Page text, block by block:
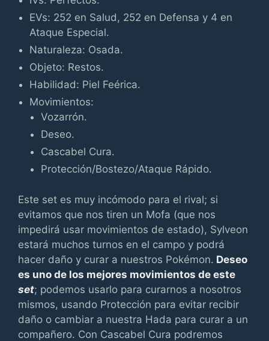
EVs: 252 en Salud, 252 en Defensa y 4 en
Ataque Especial.
Naturaleza: Osada.
Objeto: Restos.
Habilidad: Piel Feérica.
Movimientos:
Vozarrón.
Deseo.
Cascabel Cura.
Protección/Bostezo/Ataque Rápido.
Este set es muy incómodo para el rival; si
evitamos que nos tiren un Mofa (que nos
impedirá usar movimientos de estado), Sylveon
estará muchos turnos en el campo y podrá
hacer daño y curar a nuestros Pokémon. Deseo
es uno de los mejores movimientos de este
set; podemos usarlo para curarnos a nosotros
mismos, usando Protección para evitar recibir
daño o cambiar a nuestra Hada para curar a un
compañero. Con Cascabel Cura podremos